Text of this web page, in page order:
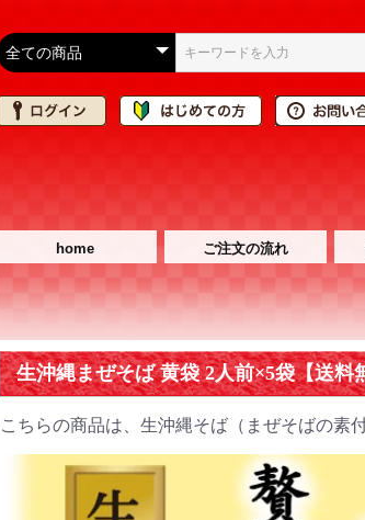
home ご注文の流れ
生沖縄まぜそば 黄袋 2人前×5袋【送料
こちらの商品は、生沖縄そば（まぜそばの素